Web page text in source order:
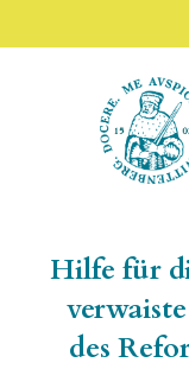
LEUCOREA
Stiftung des
Hilfe für
des